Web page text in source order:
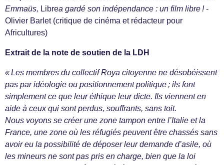
Emmaüs, Librea gardé son indépendance : un film libre !-
Olivier Barlet (critique de cinéma et rédacteur pour
Africultures)
Extrait de la note de soutien de la LDH
« Les membres du collectif Roya citoyenne ne désobéissent
pas par idéologie ou positionnement politique ; ils font
simplement ce que leur éthique leur dicte. Ils viennent en
aide à ceux qui sont perdus, souffrants, sans toit.
Nous voyons se créer une zone tampon entre l’Italie et la
France, une zone où les réfugiés peuvent être chassés sans
avoir eu la possibilité de déposer leur demande d’asile, où
les mineurs ne sont pas pris en charge, bien que la loi